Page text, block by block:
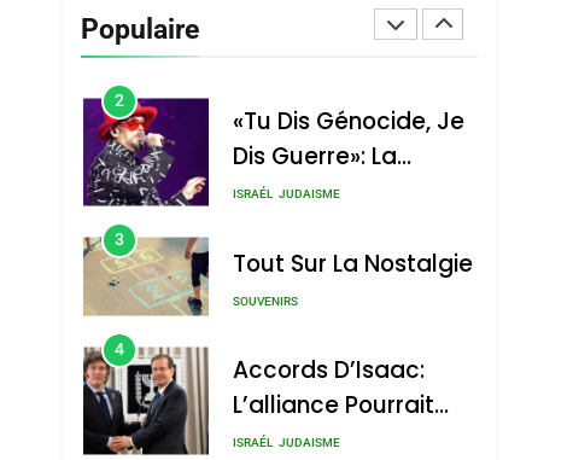
Populaire
Vanessa De Loya
2
«Tu Dis Génocide, Je
Dis Guerre»: La
Nouvelle Chanson De
ISRAÉL JUDAISME
3
Tout Sur La Nostalgie
SOUVENIRS
4
Accords D’Isaac:
L’alliance Pourrait
S’étendre À 13 Pays
ISRAÉL JUDAISME